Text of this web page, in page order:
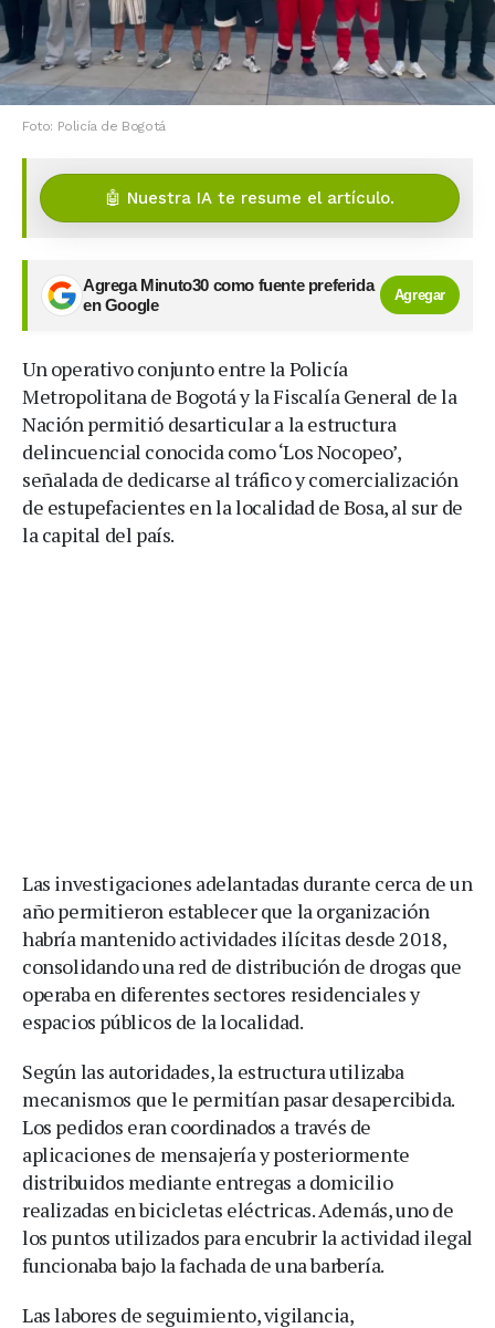
Foto: Policía de Bogotá
🤖 Nuestra IA te resume el artículo.
Agrega Minuto30 como fuente preferida
en Google
Agregar
Un operativo conjunto entre la Policía
Metropolitana de Bogotá y la Fiscalía General de la
Nación permitió desarticular a la estructura
delincuencial conocida como ‘Los Nocopeo’,
señalada de dedicarse al tráfico y comercialización
de estupefacientes en la localidad de Bosa, al sur de
la capital del país.
Las investigaciones adelantadas durante cerca de un
año permitieron establecer que la organización
habría mantenido actividades ilícitas desde 2018,
consolidando una red de distribución de drogas que
operaba en diferentes sectores residenciales y
espacios públicos de la localidad.
Según las autoridades, la estructura utilizaba
mecanismos que le permitían pasar desapercibida.
Los pedidos eran coordinados a través de
aplicaciones de mensajería y posteriormente
distribuidos mediante entregas a domicilio
realizadas en bicicletas eléctricas. Además, uno de
los puntos utilizados para encubrir la actividad ilegal
funcionaba bajo la fachada de una barbería.
Las labores de seguimiento, vigilancia,